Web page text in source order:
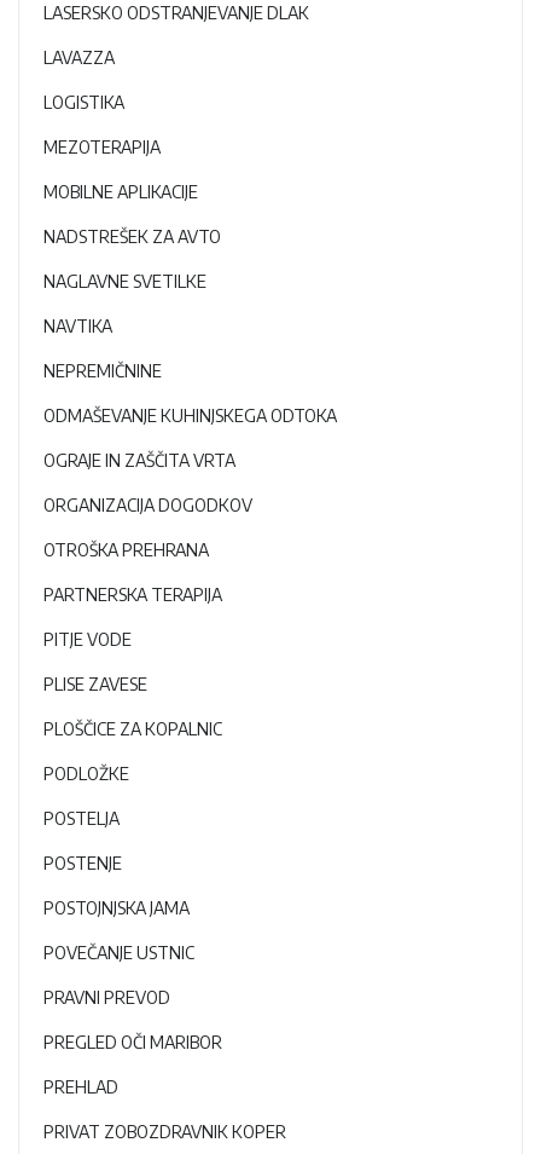
LASERSKO ODSTRANJEVANJE DLAK
LAVAZZA
LOGISTIKA
MEZOTERAPIJA
MOBILNE APLIKACIJE
NADSTREŠEK ZA AVTO
NAGLAVNE SVETILKE
NAVTIKA
NEPREMIČNINE
ODMAŠEVANJE KUHINJSKEGA ODTOKA
OGRAJE IN ZAŠČITA VRTA
ORGANIZACIJA DOGODKOV
OTROŠKA PREHRANA
PARTNERSKA TERAPIJA
PITJE VODE
PLISE ZAVESE
PLOŠČICE ZA KOPALNIC
PODLOŽKE
POSTELJA
POSTENJE
POSTOJNJSKA JAMA
POVEČANJE USTNIC
PRAVNI PREVOD
PREGLED OČI MARIBOR
PREHLAD
PRIVAT ZOBOZDRAVNIK KOPER